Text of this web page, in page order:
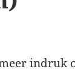
indruk